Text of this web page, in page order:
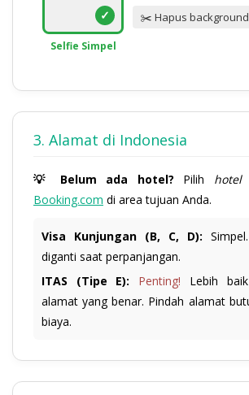
✓
Selfie Simpel
✂️ Hapus background
3. Alamat di Indonesia
💡 Belum ada hotel? Pilih hotel
Booking.com di area tujuan Anda.
Visa Kunjungan (B, C, D):
diganti saat perpanjangan.
ITAS (Tipe E):
Penting! Lebih
alamat yang benar. Pindah alamat
biaya.